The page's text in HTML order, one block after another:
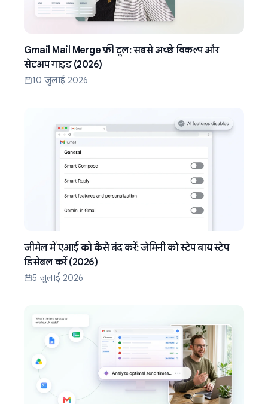
Gmail Mail Merge फ्री टूल: सबसे अच्छे विकल्प और
सेटअप गाइड (2026)
10 जुलाई 2026
जीमेल में एआई को कैसे बंद करें: जेमिनी को स्टेप बाय स्टेप
डिसेबल करें (2026)
5 जुलाई 2026